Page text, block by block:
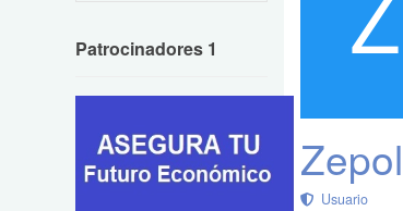
Usuario
Patrocinadores 1